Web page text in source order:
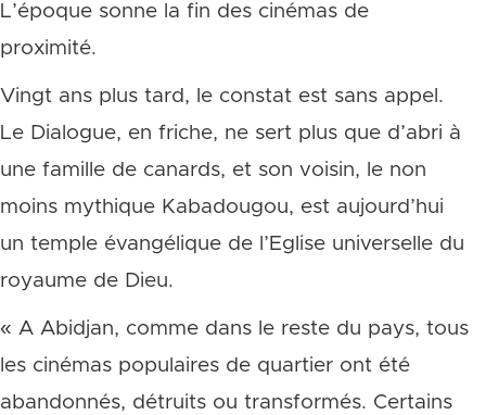
L’époque sonne la fin des cinémas de
proximité.
Vingt ans plus tard, le constat est sans appel.
Le Dialogue, en friche, ne sert plus que d’abri à
une famille de canards, et son voisin, le non
moins mythique Kabadougou, est aujourd’hui
un temple évangélique de l’Eglise universelle du
royaume de Dieu.
« A Abidjan, comme dans le reste du pays, tous
les cinémas populaires de quartier ont été
abandonnés, détruits ou transformés. Certains